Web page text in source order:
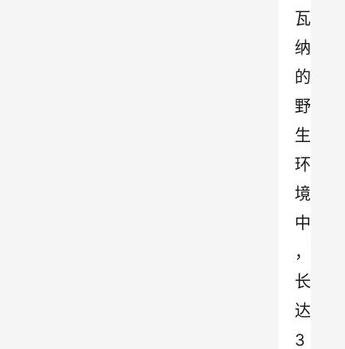
瓦
纳
的
野
生
环
境
中
，
长
达
3